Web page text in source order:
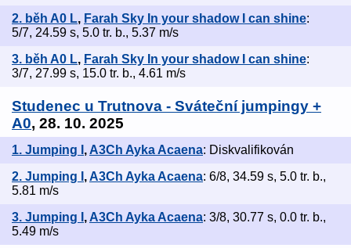
2. běh A0 L, Farah Sky In your shadow I can shine:
5/7, 24.59 s, 5.0 tr. b., 5.37 m/s
3. běh A0 L, Farah Sky In your shadow I can shine:
3/7, 27.99 s, 15.0 tr. b., 4.61 m/s
Studenec u Trutnova - Sváteční jumpingy +
A0, 28. 10. 2025
1. Jumping I , A3Ch Ayka Acaena: Diskvalifikován
2. Jumping I ,A3Ch Ayka Acaena: 6/8, 34.59 s, 5.0 tr. b.,
5.81 m/s
3. Jumping I , A3Ch Ayka Acaena: 3/8, 30.77 s, 0.0 tr. b.,
5.49 m/s